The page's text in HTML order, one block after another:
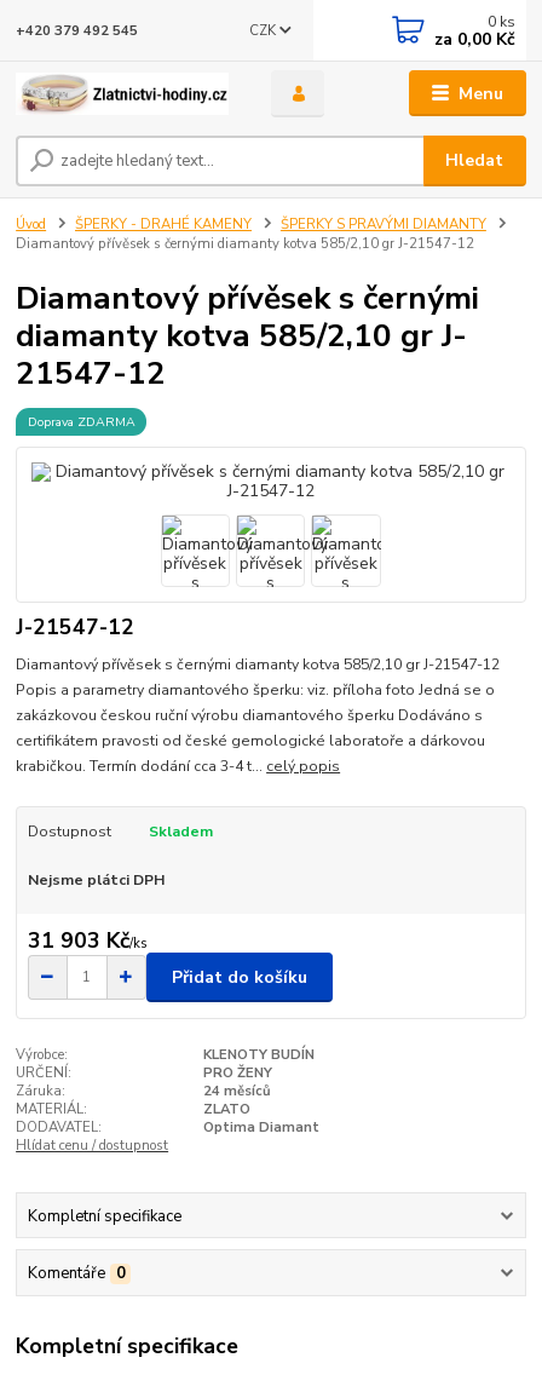
Menu
CZK
Hledat
+420 379 492 545 0 ks
za 0,00 Kč
Úvod ŠPERKY - DRAHÉ KAMENY
ŠPERKY S PRAVÝMI DIAMANTY
Diamantový přívěsek s černými diamanty kotva 585/2,10 gr J-21547-12
Diamantový přívěsek s černými
diamanty kotva 585/2,10 gr J-
21547-12
Doprava ZDARMA
J-21547-12
Diamantový přívěsek s černými diamanty kotva 585/2,10 gr J-21547-12
Popis a parametry diamantového šperku: viz. příloha foto Jedná se o
zakázkovou českou ruční výrobu diamantového šperku Dodáváno s
certifikátem pravosti od české gemologické laboratoře a dárkovou
krabičkou. Termín dodání cca 3-4 t... celý popis
Dostupnost Skladem
Nejsme plátci DPH
31 903 Kč/ks
Přidat do košíku
Výrobce:
KLENOTY BUDÍN
URČENÍ:
PRO ŽENY
Záruka:
24 měsíců
MATERIÁL:
ZLATO
DODAVATEL:
Optima Diamant
Hlídat cenu / dostupnost
Kompletní specifikace
Komentáře 0
Kompletní specifikace